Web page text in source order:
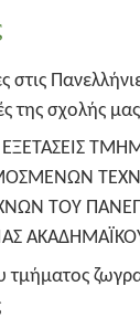
στις
της σχολής
ΕΞΕΤΑΣΕΙΣ
ΤΟΥ
τμήματος